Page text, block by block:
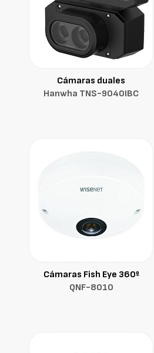
Cámaras duales
Hanwha TNS-9040IBC
Cámaras Fish Eye 360º
QNF-8010